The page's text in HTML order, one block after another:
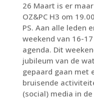
26 Maart is er
OZ&PC H3 om
PS. Aan alle leden
weekend van 16-
agenda. Dit
jubileum van de
gepaard gaan met
bruisende
(social) media in